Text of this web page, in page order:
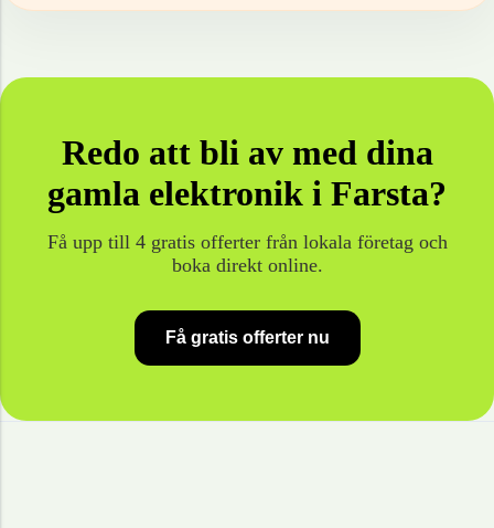
Redo att bli av med dina
gamla elektronik i Farsta?
Få upp till 4 gratis offerter från lokala företag och
boka direkt online.
Få gratis offerter nu